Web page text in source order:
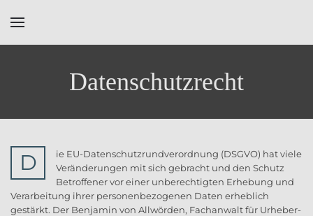
Datenschutzrecht
D
ie EU-Datenschutzrundverordnung (DSGVO) hat viele
Veränderungen mit sich gebracht und den Schutz
Betroffener vor einer unberechtigten Erhebung und
Verarbeitung ihrer personenbezogenen Daten erheblich
gestärkt. Der Benjamin von Allwörden, Fachanwalt für Urheber-